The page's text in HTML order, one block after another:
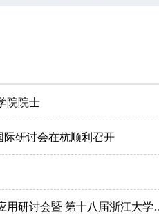
院院士
研讨会在杭顺利召开
2025人工智能算法